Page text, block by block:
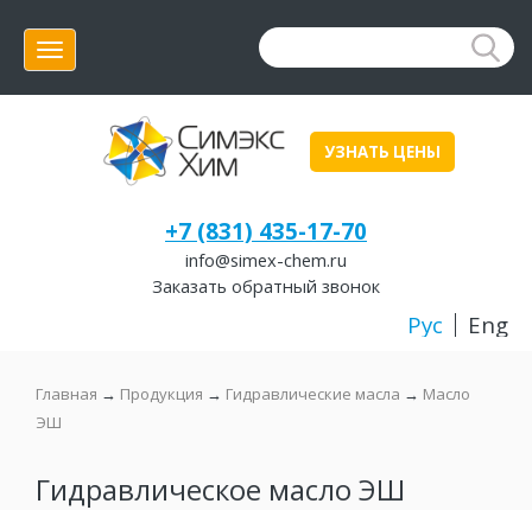
Меню
УЗНАТЬ ЦЕНЫ
+7 (831) 435-17-70
info@simex-chem.ru
Заказать обратный звонок
Рус Eng
Главная → Продукция → Гидравлические масла → Масло
ЭШ
Гидравлическое масло ЭШ